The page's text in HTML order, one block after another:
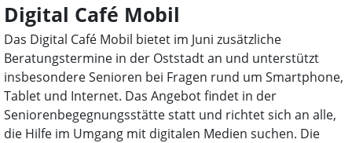
Digital Café Mobil
Das Digital Café Mobil bietet im Juni zusätzliche
Beratungstermine in der Oststadt an und unterstützt
insbesondere Senioren bei Fragen rund um Smartphone,
Tablet und Internet. Das Angebot findet in der
Seniorenbegegnungsstätte statt und richtet sich an alle,
die Hilfe im Umgang mit digitalen Medien suchen. Die